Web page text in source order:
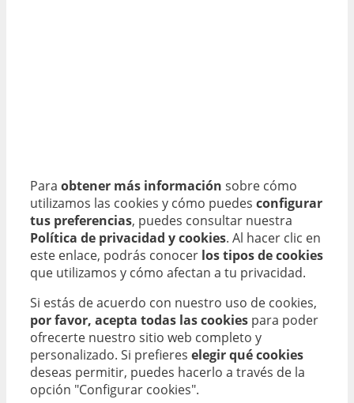
Para obtener más información sobre cómo
utilizamos las cookies y cómo puedes configurar
tus preferencias, puedes consultar nuestra
Política de privacidad y cookies. Al hacer clic en
este enlace, podrás conocer los tipos de cookies
que utilizamos y cómo afectan a tu privacidad.
Si estás de acuerdo con nuestro uso de cookies,
por favor, acepta todas las cookies para poder
ofrecerte nuestro sitio web completo y
personalizado. Si prefieres elegir qué cookies
deseas permitir, puedes hacerlo a través de la
opción "Configurar cookies".